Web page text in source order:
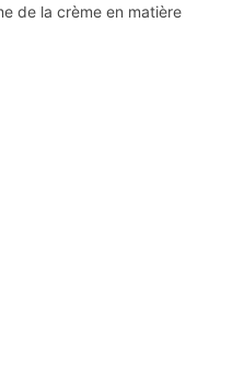
de la crème en matière